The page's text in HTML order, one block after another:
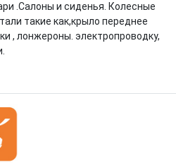
.Салоны и сиденья. Колесные
такие как,крыло переднее
, лонжероны. электропроводку,